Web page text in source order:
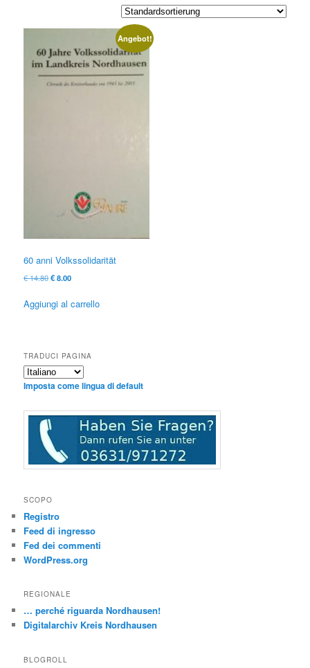
Angebot!
60 anni Volkssolidarität
€14.80Il
originale
€8.00Il
attuale
Aggiungi al carrello
TRADUCI PAGINA
Imposta come lingua di default
SCOPO
Registro
Feed di ingresso
Fed dei commenti
WordPress.org
REGIONALE
… perché riguarda Nordhausen!
Digitalarchiv Kreis Nordhausen
BLOGROLL